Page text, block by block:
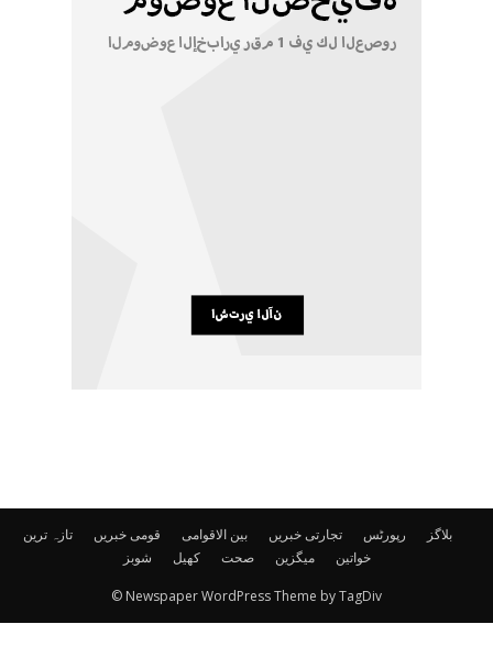
تازہ ترین قومی خبریں بین الاقوامی تجارتی خبریں رپورٹس
بلاگز
شوبز
کھیل صحت میگزین خواتین
© Newspaper WordPress Theme by TagDiv